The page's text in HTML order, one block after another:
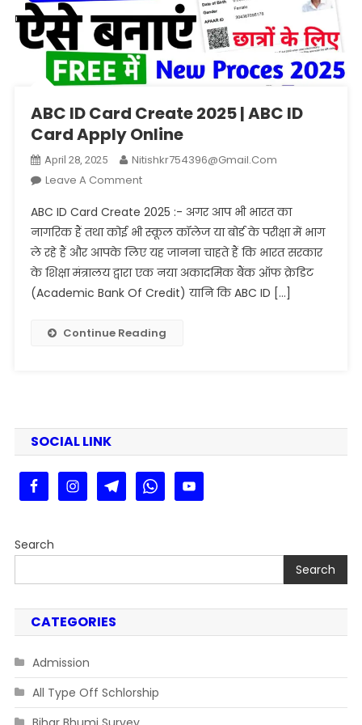
ABC ID Card Create 2025 | ABC ID
Card Apply Online
April 28, 2025
Nitishkr754396@gmail.com
Leave A CommentOn
ID
Card
Create
2025
|
ID
ABC ID Card Create 2025 :- अगर आप भी भारत का
नागरिक हैं तथा कोई भी स्कूल कॉलेज या बोर्ड के परीक्षा में भाग
ले रहे हैं और आपके लिए यह जानना चाहते हैं कि भारत सरकार
के शिक्षा मंत्रालय द्वारा एक नया अकादमिक बैंक ऑफ क्रेडिट
(Academic Bank Of Credit) यानि कि ABC ID […]
Continue Reading
SOCIAL LINK
Search
Search
CATEGORIES
Admission
All Type Off Schlorship